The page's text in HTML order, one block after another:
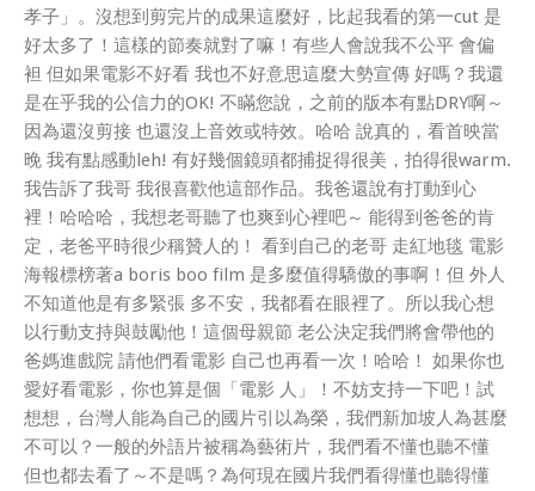
孝子」。沒想到剪完片的成果這麼好，比起我看的第一cut 是
好太多了！這樣的節奏就對了嘛！有些人會說我不公平 會偏
袒 但如果電影不好看 我也不好意思這麼大勢宣傳 好嗎？我還
是在乎我的公信力的OK! 不瞞您說，之前的版本有點DRY啊～
因為還沒剪接 也還沒上音效或特效。哈哈 說真的，看首映當
晚 我有點感動leh! 有好幾個鏡頭都捕捉得很美，拍得很warm.
我告訴了我哥 我很喜歡他這部作品。我爸還說有打動到心
裡！哈哈哈，我想老哥聽了也爽到心裡吧～ 能得到爸爸的肯
定，老爸平時很少稱贊人的！ 看到自己的老哥 走紅地毯 電影
海報標榜著a boris boo film 是多麼值得驕傲的事啊！但 外人
不知道他是有多緊張 多不安，我都看在眼裡了。所以我心想
以行動支持與鼓勵他！這個母親節 老公決定我們將會帶他的
爸媽進戲院 請他們看電影 自己也再看一次！哈哈！ 如果你也
愛好看電影，你也算是個「電影 人」！不妨支持一下吧！試
想想，台灣人能為自己的國片引以為榮，我們新加坡人為甚麼
不可以？一般的外語片被稱為藝術片，我們看不懂也聽不懂
但也都去看了～不是嗎？為何現在國片我們看得懂也聽得懂